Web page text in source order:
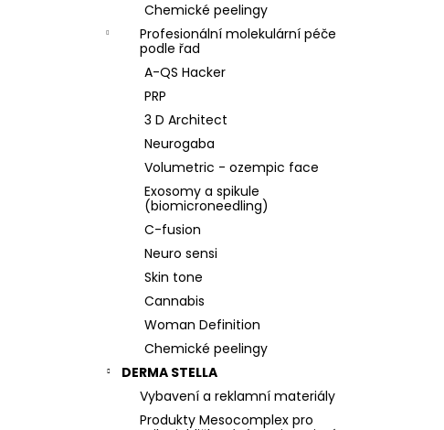
Chemické peelingy
Profesionální molekulární péče
podle řad
A-QS Hacker
PRP
3 D Architect
Neurogaba
Volumetric - ozempic face
Exosomy a spikule
(biomicroneedling)
C-fusion
Neuro sensi
Skin tone
Cannabis
Woman Definition
Chemické peelingy
DERMA STELLA
Vybavení a reklamní materiály
Produkty Mesocomplex pro